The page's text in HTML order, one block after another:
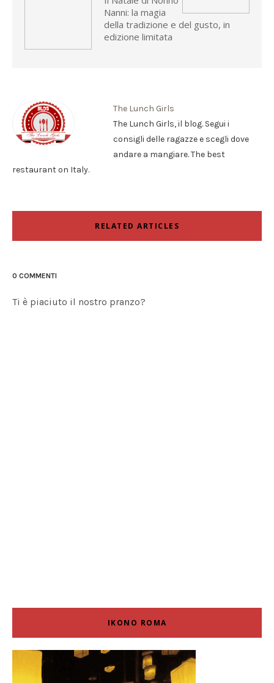
Nanni: la magia
della tradizione e del gusto, in
edizione limitata
The Lunch Girls
The Lunch Girls, il blog. Segui i
consigli delle ragazze e scegli dove
andare a mangiare. The best
restaurant on Italy.
RELATED ARTICLES
0 COMMENTI
Ti è piaciuto il nostro pranzo?
IKONO ROMA